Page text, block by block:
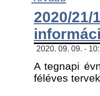
2020/
2020. 09. 09. -
A tegnapi
féléves